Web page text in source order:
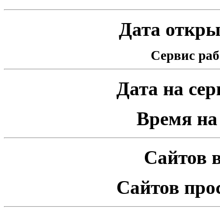
Дата
Сервис
Дата на
Время на
Сайтов
Сайтов